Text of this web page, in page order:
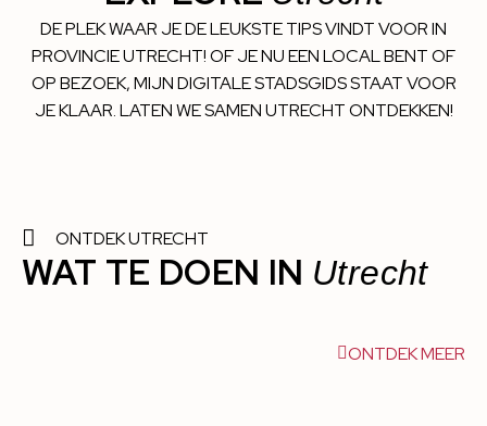
DE PLEK WAAR JE DE LEUKSTE TIPS VINDT VOOR IN
PROVINCIE UTRECHT! OF JE NU EEN LOCAL BENT OF
OP BEZOEK, MIJN DIGITALE STADSGIDS STAAT VOOR
JE KLAAR. LATEN WE SAMEN UTRECHT ONTDEKKEN!
ONTDEK UTRECHT
WAT TE DOEN IN Utrecht
ONTDEK MEER